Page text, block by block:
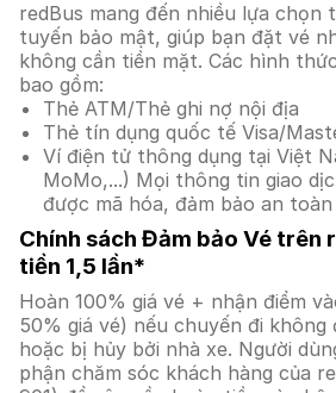
redBus mang đến nhiều lựa
tuyến bảo mật, giúp bạn đặt vé
không cần tiền mặt. Các hình
bao gồm:
Thẻ ATM/Thẻ ghi nợ nội địa
Thẻ tín dụng quốc tế Visa/
Ví điện tử thông dụng tại Việt
MoMo,...) Mọi thông tin giao
được mã hóa, đảm bảo an
Chính sách Đảm bảo Vé trên
tiền 1,5 lần*
Hoàn 100% giá vé + nhận điểm
50% giá vé) nếu chuyến đi không
hoặc bị hủy bởi nhà xe. Người
phận chăm sóc khách hàng của